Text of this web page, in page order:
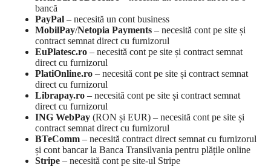
bancă
PayPal – necesită un cont business
MobilPay/Netopia Payments – necesită cont pe site și
contract semnat direct cu furnizorul
EuPlatesc.ro – necesită cont pe site și contract semnat
direct cu furnizorul
PlatiOnline.ro – necesită cont pe site și contract semnat
direct cu furnizorul
Librapay.ro – necesită cont pe site și contract semnat
direct cu furnizorul
ING WebPay (RON și EUR) – necesită cont pe site și
contract semnat direct cu furnizorul
BTeComm – necesită contract direct semnat cu furnizorul
și cont bancar la Banca Transilvania pentru plățile online
Stripe – necesită cont pe site-ul Stripe